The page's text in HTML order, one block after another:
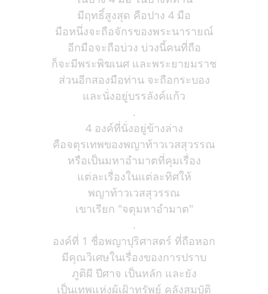
มีฤทธิ์สูงสุด คือปาง 4 มือ
มือหนึ่งจะถือจักรของพระนารายณ์
อีกมือจะถือบ่วง บ่วงนี้คนที่ถือ
ก็จะมีพระพิฆเนศ และพระยายมราช
ส่วนอีกสองมือท่าน จะถือกระบอง
และนั่งอยู่บรรลังค์แก้ว
.
4 องค์ที่นั่งอยู่ข้างล่าง
คือจตุรเทพของพญาท้าวเวสสุวรรณ
หรือเป็นมหาอำมาตที่คุมเรื่อง
แต่ละเรื่องในแต่ละทิศให้
พญาท้าวเวสสุวรรณ
เขาเรียก "จตุมหาอำมาต"
.
องค์ที่ 1 ชื่อพญาปุริศาสตร์ ที่ถือหอก
มีคุณวิเศษในเรื่องของการปราบ
ภูติผี ปีศาจ เป็นหลัก และยัง
เป็นเทพแห่งผู้เฝ้าทรัพย์ คลังสมบัติ